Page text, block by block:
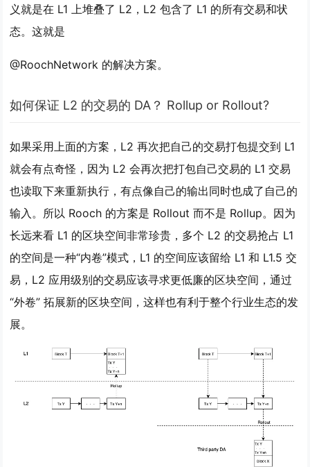
义就是在 L1 上堆叠了 L2，L2 包含了 L1 的所有交易和状
态。这就是
@RoochNetwork 的解决方案。
如何保证 L2 的交易的 DA？ Rollup or Rollout?
如果采用上面的方案，L2 再次把自己的交易打包提交到 L1
就会有点奇怪，因为 L2 会再次把打包自己交易的 L1 交易
也读取下来重新执行，有点像自己的输出同时也成了自己的
输入。所以 Rooch 的方案是 Rollout 而不是 Rollup。因为
长远来看 L1 的区块空间非常珍贵，多个 L2 的交易抢占 L1
的空间是一种“内卷”模式，L1 的空间应该留给 L1 和 L1.5 交
易，L2 应用级别的交易应该寻求更低廉的区块空间，通过
“外卷” 拓展新的区块空间，这样也有利于整个行业生态的发
展。